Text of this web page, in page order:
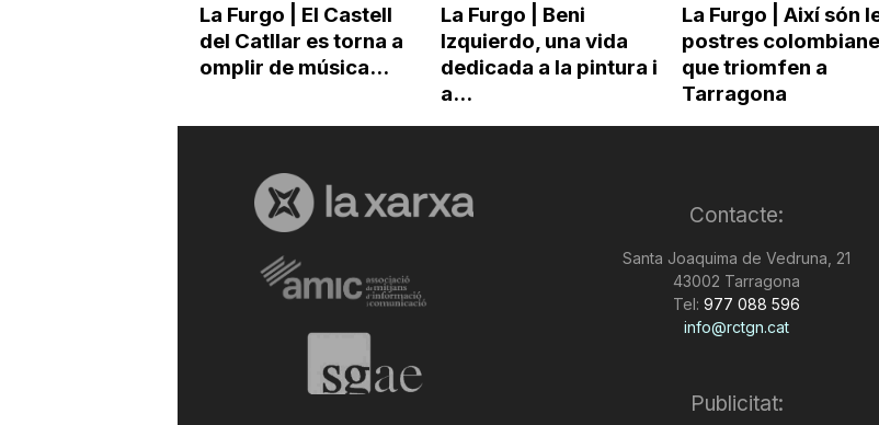
La Furgo | El Castell
del Catllar es torna a
omplir de música...
La Furgo | Beni
Izquierdo, una vida
dedicada a la pintura i
a...
La Furgo | Així són
postres
que triomfen a
Tarragona
Contacte:
Santa Joaquima de Vedruna, 21
43002 Tarragona
Tel: 977 088 596
info@rctgn.cat
Publicitat: